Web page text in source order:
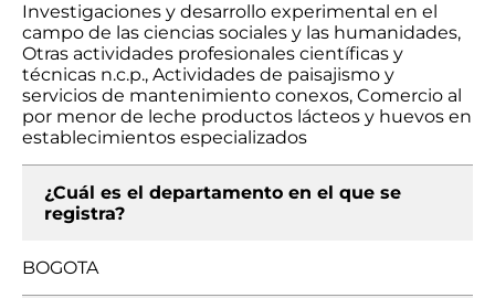
Investigaciones y desarrollo experimental en el
campo de las ciencias sociales y las humanidades,
Otras actividades profesionales científicas y
técnicas n.c.p., Actividades de paisajismo y
servicios de mantenimiento conexos, Comercio al
por menor de leche productos lácteos y huevos en
establecimientos especializados
¿Cuál es el departamento en el que se
registra?
BOGOTA